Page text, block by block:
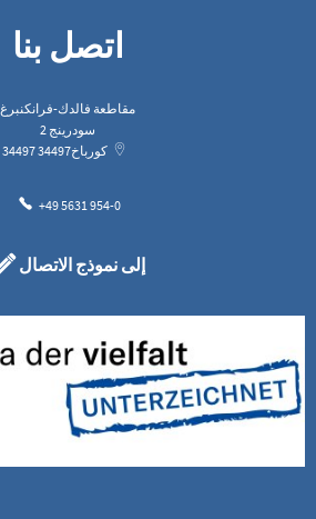
اتصل بنا
مقاطعة فالدك-فرانكنبرغ
سودرينج 2
34497
كورباخ34497
+49 5631 954-0
إلى نموذج الاتصال